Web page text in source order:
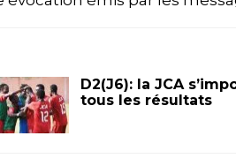
D2(J6): la JCA
tous les résultats